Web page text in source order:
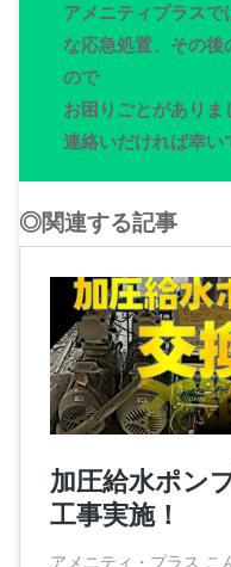
アメニティプラス
な応急処置、その
ので
お困りごとがあり
連絡いだければ幸い
◎関連する記事